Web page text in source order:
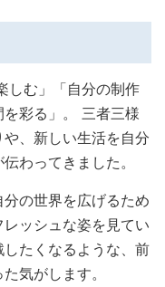
しむ」「自分の制作
彩る」。 三者三様
、新しい生活を自分
わってきました。
の世界を広げるため
ッシュな姿を見てい
たくなるような、前
気がします。